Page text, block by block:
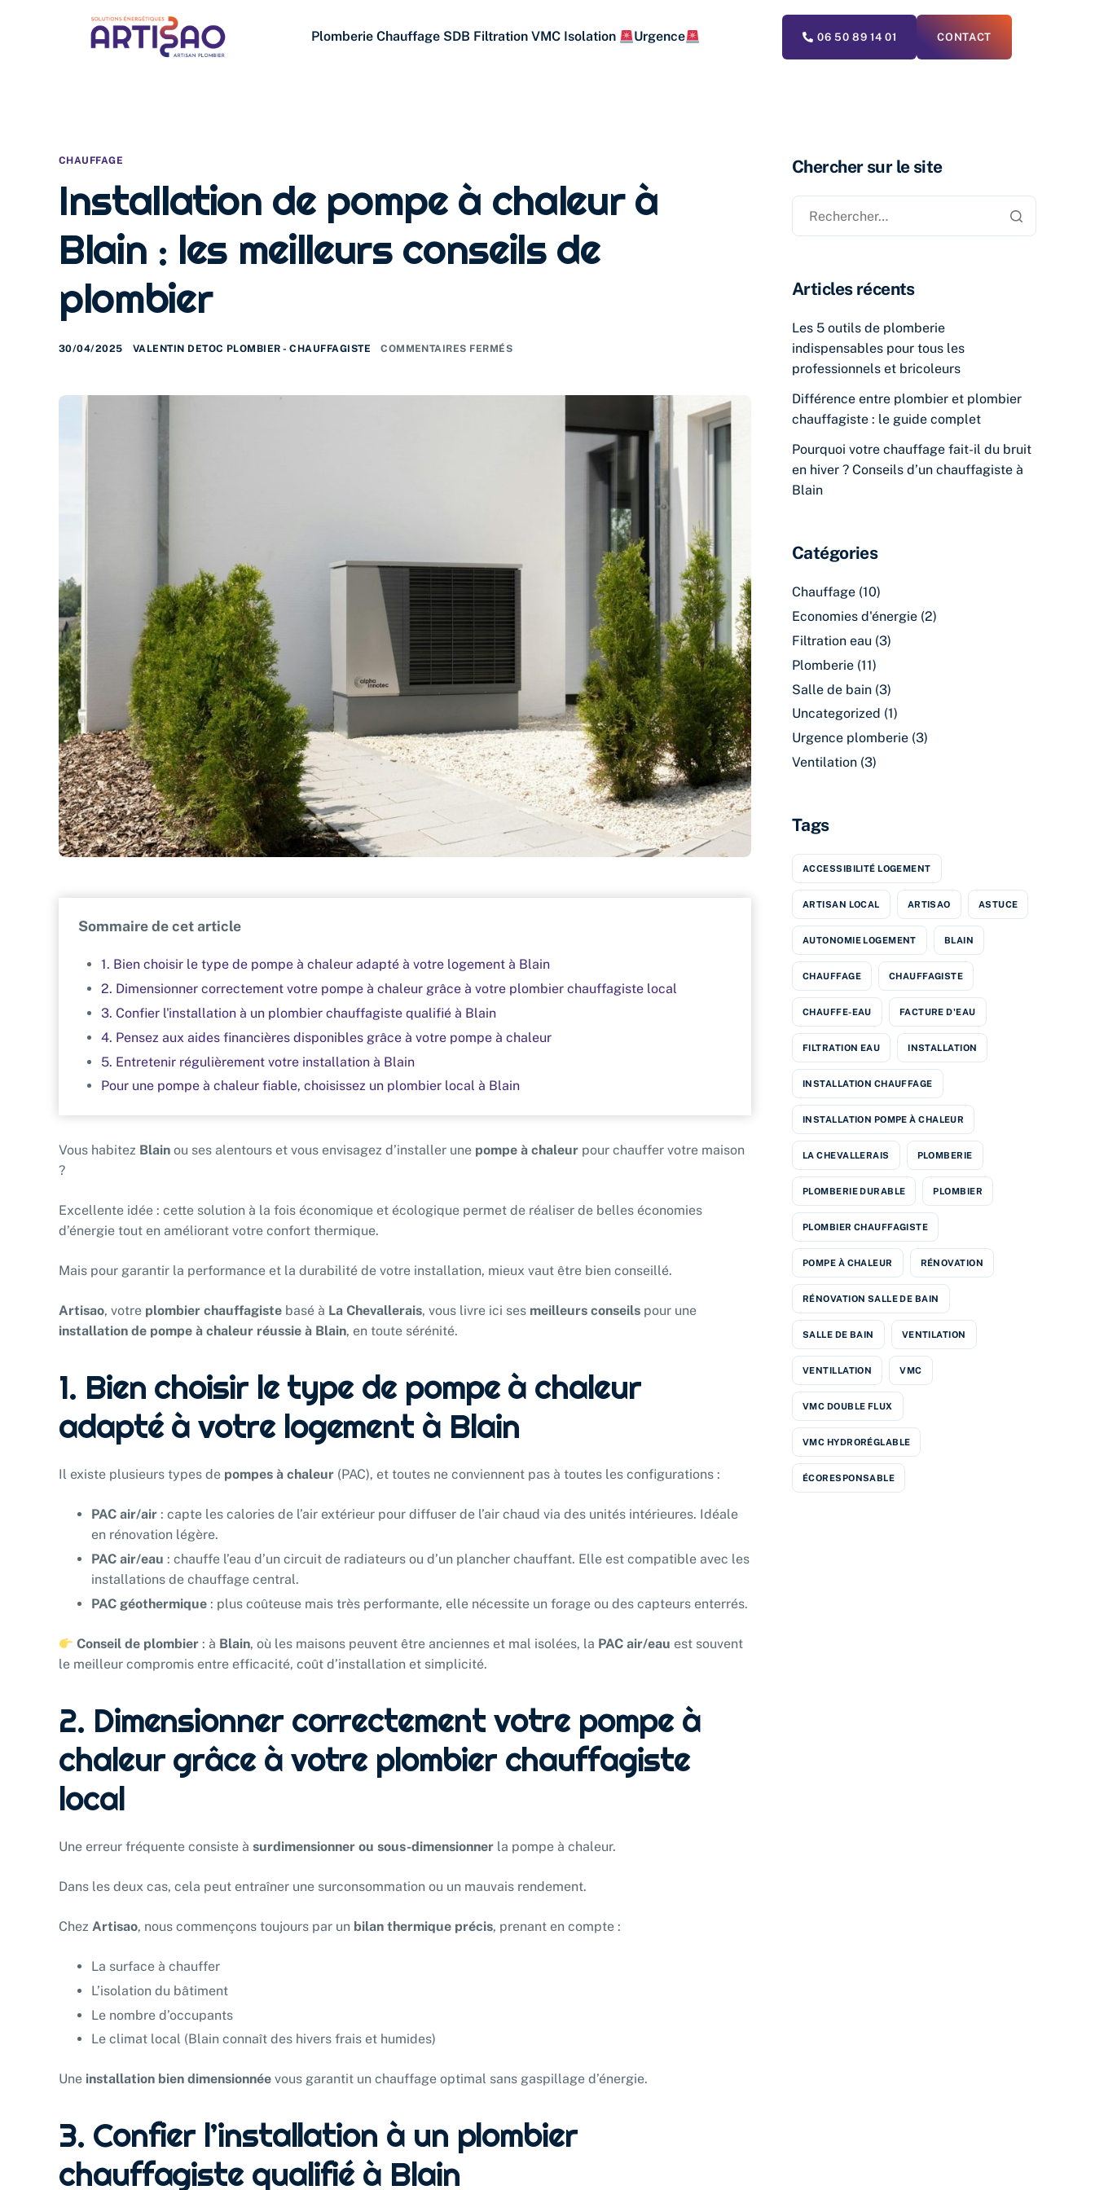
Plomberie Chauffage SDB Filtration VMC Isolation Urgence 06 50 89 14 01 CONTACT
CHAUFFAGE
Installation de pompe à chaleur à
Blain : les meilleurs conseils de
plombier
30/04/2025 VALENTIN DETOC PLOMBIER - CHAUFFAGISTE COMMENTAIRES FERMÉS
Sommaire de cet article
1. Bien choisir le type de pompe à chaleur adapté à votre logement à Blain
2. Dimensionner correctement votre pompe à chaleur grâce à votre plombier chauffagiste local
3. Confier l'installation à un plombier chauffagiste qualifié à Blain
4. Pensez aux aides financières disponibles grâce à votre pompe à chaleur
5. Entretenir régulièrement votre installation à Blain
Pour une pompe à chaleur fiable, choisissez un plombier local à Blain
Vous habitez Blain ou ses alentours et vous envisagez d’installer une pompe à chaleur pour chauffer votre maison
?
Excellente idée : cette solution à la fois économique et écologique permet de réaliser de belles économies
d’énergie tout en améliorant votre confort thermique.
Mais pour garantir la performance et la durabilité de votre installation, mieux vaut être bien conseillé.
Artisao, votre plombier chauffagiste basé à La Chevallerais, vous livre ici ses meilleurs conseils pour une
installation de pompe à chaleur réussie à Blain, en toute sérénité.
1. Bien choisir le type de pompe à chaleur
adapté à votre logement à Blain
Il existe plusieurs types de pompes à chaleur (PAC), et toutes ne conviennent pas à toutes les configurations :
PAC air/air : capte les calories de l’air extérieur pour diffuser de l’air chaud via des unités intérieures. Idéale
en rénovation légère.
PAC air/eau : chauffe l’eau d’un circuit de radiateurs ou d’un plancher chauffant. Elle est compatible avec les
installations de chauffage central.
PAC géothermique : plus coûteuse mais très performante, elle nécessite un forage ou des capteurs enterrés.
Conseil de plombier : à Blain, où les maisons peuvent être anciennes et mal isolées, la PAC air/eau est souvent
le meilleur compromis entre efficacité, coût d’installation et simplicité.
2. Dimensionner correctement votre pompe à
chaleur grâce à votre plombier chauffagiste
local
Une erreur fréquente consiste à surdimensionner ou sous-dimensionner la pompe à chaleur.
Dans les deux cas, cela peut entraîner une surconsommation ou un mauvais rendement.
Chez Artisao, nous commençons toujours par un bilan thermique précis, prenant en compte :
La surface à chauffer
L’isolation du bâtiment
Le nombre d’occupants
Le climat local (Blain connaît des hivers frais et humides)
Une installation bien dimensionnée vous garantit un chauffage optimal sans gaspillage d’énergie.
3. Confier l’installation à un plombier
chauffagiste qualifié à Blain
Chercher sur le site
Articles récents
Les 5 outils de plomberie
indispensables pour tous les
professionnels et bricoleurs
Différence entre plombier et plombier
chauffagiste : le guide complet
Pourquoi votre chauffage fait-il du bruit
en hiver ? Conseils d’un chauffagiste à
Blain
Catégories
Chauffage (10)
Economies d'énergie (2)
Filtration eau (3)
Plomberie (11)
Salle de bain (3)
Uncategorized (1)
Urgence plomberie (3)
Ventilation (3)
Tags
ACCESSIBILITÉ LOGEMENT
ARTISAN LOCAL ARTISAO ASTUCE
AUTONOMIE LOGEMENT BLAIN
CHAUFFAGE CHAUFFAGISTE
CHAUFFE-EAU FACTURE D'EAU
FILTRATION EAU INSTALLATION
INSTALLATION CHAUFFAGE
INSTALLATION POMPE À CHALEUR
LA CHEVALLERAIS PLOMBERIE
PLOMBERIE DURABLE PLOMBIER
PLOMBIER CHAUFFAGISTE
POMPE À CHALEUR RÉNOVATION
RÉNOVATION SALLE DE BAIN
SALLE DE BAIN VENTILATION
VENTILLATION VMC
VMC DOUBLE FLUX
VMC HYDRORÉGLABLE
ÉCORESPONSABLE